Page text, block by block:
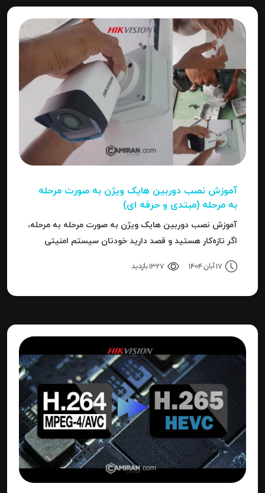
آموزش نصب دوربین هایک‌ ویژن به صورت مرحله‌
به‌ مرحله (مبتدی و حرفه ای)
آموزش نصب دوربین هایک‌ ویژن به صورت مرحله‌ به‌ مرحله،
اگر تازه‌کار هستید و قصد دارید خودتان سیستم امنیتی
دقیق‌تری را بدانید، این مقاله برای شما نوشته شده است.
17 آبان 1404 1327 بازدید